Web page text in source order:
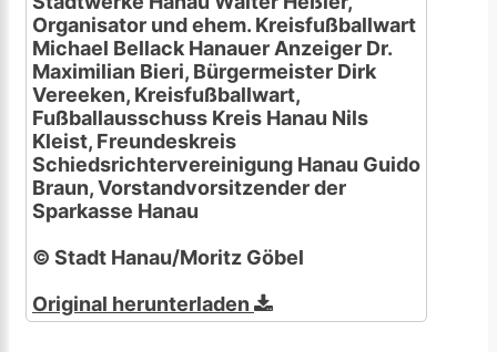
Organisator und ehem. Kreisfußballwart
Michael Bellack Hanauer Anzeiger Dr.
Maximilian Bieri, Bürgermeister Dirk
Vereeken, Kreisfußballwart,
Fußballausschuss Kreis Hanau Nils
Kleist, Freundeskreis
Schiedsrichtervereinigung Hanau Guido
Braun, Vorstandvorsitzender der
Sparkasse Hanau
© Stadt Hanau/Moritz Göbel
Original herunterladen